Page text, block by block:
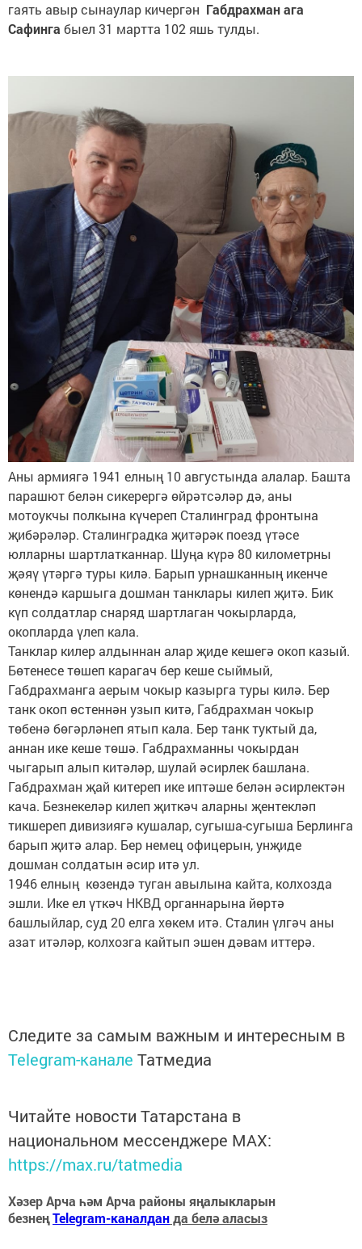
гаять авыр сынаулар кичергән Габдрахман ага
Сафинга быел 31 мартта 102 яшь тулды.
Аны армиягә 1941 елның 10 августында алалар. Башта
парашют белән сикерергә өйрәтсәләр дә, аны
мотоукчы полкына күчереп Сталинград фронтына
җибәрәләр. Сталинградка җитәрәк поезд үтәсе
юлларны шартлатканнар. Шуңа күрә 80 километрны
җәяү үтәргә туры килә. Барып урнашканның икенче
көнендә каршыга дошман танклары килеп җитә. Бик
күп солдатлар снаряд шартлаган чокырларда,
окопларда үлеп кала.
Танклар килер алдыннан алар җиде кешегә окоп казый.
Бөтенесе төшеп карагач бер кеше сыймый,
Габдрахманга аерым чокыр казырга туры килә. Бер
танк окоп өстеннән узып китә, Габдрахман чокыр
төбенә бөгәрләнеп ятып кала. Бер танк туктый да,
аннан ике кеше төшә. Габдрахманны чокырдан
чыгарып алып китәләр, шулай әсирлек башлана.
Габдрахман җай китереп ике иптәше белән әсирлектән
кача. Безнекеләр килеп җиткәч аларны җентекләп
тикшереп дивизиягә кушалар, сугыша-сугыша Берлинга
барып җитә алар. Бер немец офицерын, унҗиде
дошман солдатын әсир итә ул.
1946 елның көзендә туган авылына кайта, колхозда
эшли. Ике ел үткәч НКВД органнарына йөртә
башлыйлар, суд 20 елга хөкем итә. Сталин үлгәч аны
азат итәләр, колхозга кайтып эшен дәвам иттерә.
Следите за самым важным и интересным в
Telegram-канале Татмедиа
Читайте новости Татарстана в
национальном мессенджере MАХ:
https://max.ru/tatmedia
Хәзер Арча һәм Арча районы яңалыкларын
безнеңTelegram-каналданда белә аласыз